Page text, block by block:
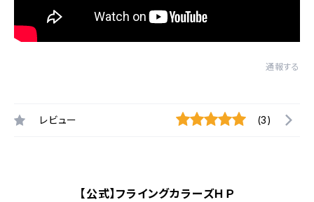
通報する
レビュー (3)
【公式】フライングカラーズＨＰ